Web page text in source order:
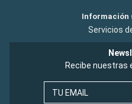
Información
Servicios
Recibe nuestras
TU EMAIL